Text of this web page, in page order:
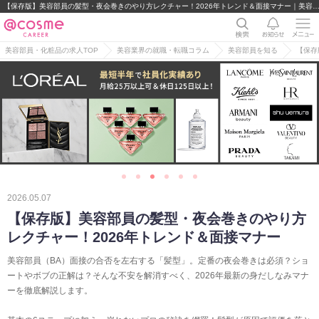
美容部員・化粧品の求人TOP 美容業界の就職・転職コラム 美容部員を知る 【保
2026.05.07
【保存版】美容部員の髪型・夜会巻きのやり方
レクチャー！2026年トレンド＆面接マナー
美容部員（BA）面接の合否を左右する「髪型」。定番の夜会巻きは必須？ショ
ートやボブの正解は？そんな不安を解消すべく、2026年最新の身だしなみマナ
ーを徹底解説します。